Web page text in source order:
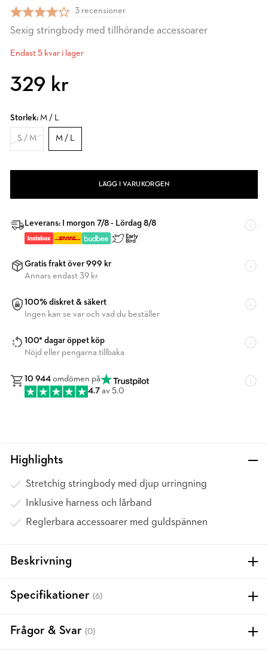
3 recensioner
Sexig stringbody med tillhörande accessoarer
Endast 5 kvar i lager
329 kr
Storlek: M / L
S / M M / L
LÄGG I VARUKORGEN
Leverans: I morgon 7/8 - Lördag 8/8
Gratis frakt över 999 kr
Annars endast 39 kr
100% diskret & säkert
Ingen kan se var och vad du beställer
100* dagar öppet köp
Nöjd eller pengarna tillbaka
10 944 omdömen på
4.7 av 5.0
Highlights
Stretchig stringbody med djup urringning
Inklusive harness och lårband
Reglerbara accessoarer med guldspännen
Beskrivning
Specifikationer (6)
Frågor & Svar (0)